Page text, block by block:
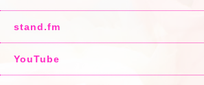
stand.fm
YouTube